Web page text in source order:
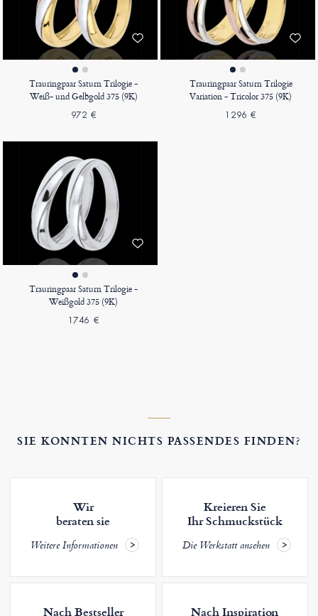
Trauringpaar Saturn Trilogie -
Weiß- und Gelbgold 375 (9K)
972 €
Trauringpaar Saturn Trilogie
Variation - Tricolor 375 (9K)
1296 €
Trauringpaar Saturn Trilogie -
Weißgold 375 (9K)
1746 €
SIE KONNTEN NICHTS PASSENDES FINDEN?
Wir
beraten sie
Weitere Informationen
Kreieren Sie
Ihr Schmuckstück
Die Werkstatt ansehen
Nach Bestseller Nach Inspiration